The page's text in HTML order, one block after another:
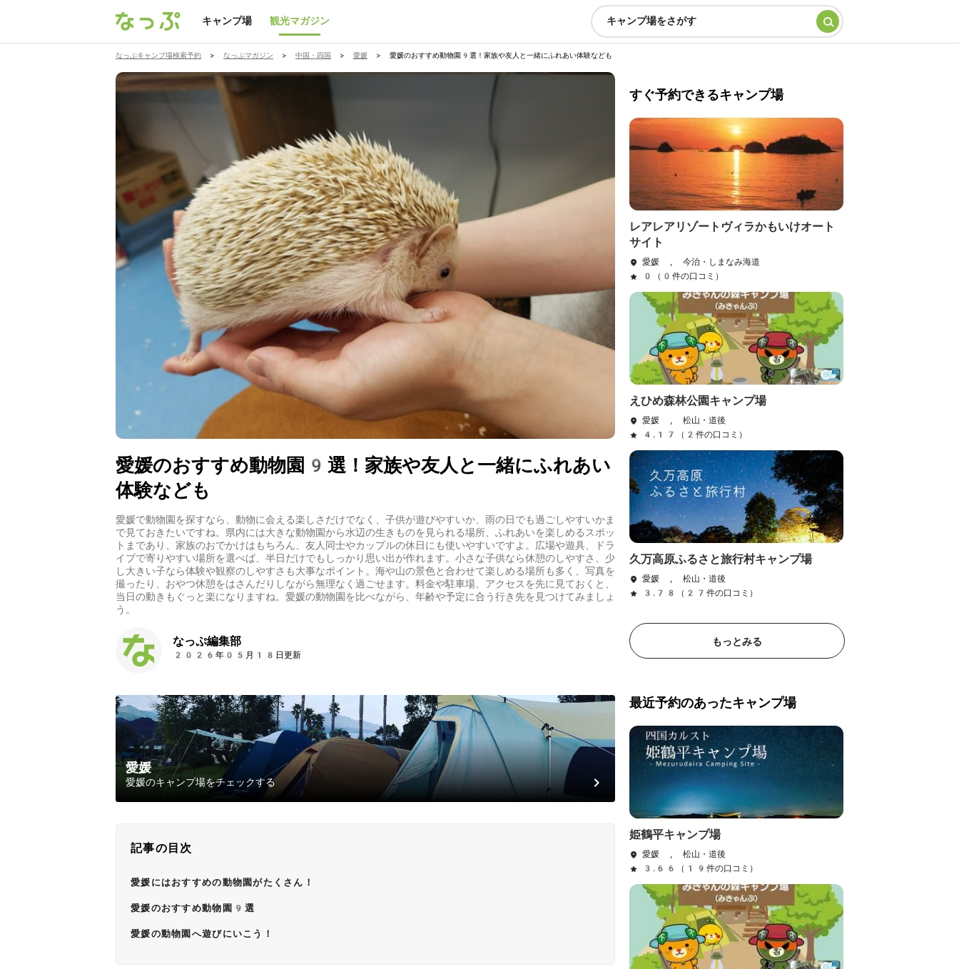
キャンプ場 観光マガジン キャンプ場をさがす
なっぷキャンプ場検索予約 > なっぷマガジン > 中国・四国 > 愛媛 > 愛媛のおすすめ動物園9選！家族や友人と一緒にふれあい体験なども
愛媛のおすすめ動物園9選！家族や友人と一緒にふれあい
体験なども
愛媛で動物園を探すなら、動物に会える楽しさだけでなく、子供が遊びやすいか、雨の日でも過ごしやすいかま
で見ておきたいですね。県内には大きな動物園から水辺の生きものを見られる場所、ふれあいを楽しめるスポッ
トまであり、家族のおでかけはもちろん、友人同士やカップルの休日にも使いやすいですよ。広場や遊具、ドラ
イブで寄りやすい場所を選べば、半日だけでもしっかり思い出が作れます。小さな子供なら休憩のしやすさ、少
し大きい子なら体験や観察のしやすさも大事なポイント。海や山の景色と合わせて楽しめる場所も多く、写真を
撮ったり、おやつ休憩をはさんだりしながら無理なく過ごせます。料金や駐車場、アクセスを先に見ておくと、
当日の動きもぐっと楽になりますね。愛媛の動物園を比べながら、年齢や予定に合う行き先を見つけてみましょ
う。
なっぷ編集部
2026年05月18日更新
愛媛
愛媛のキャンプ場をチェックする
記事の目次
愛媛にはおすすめの動物園がたくさん！
愛媛のおすすめ動物園9選
愛媛の動物園へ遊びにいこう！
すぐ予約できるキャンプ場
レアレアリゾートヴィラかもいけオート
サイト
愛媛 , 今治・しまなみ海道
0（0件の口コミ）
えひめ森林公園キャンプ場
愛媛 , 松山・道後
4.17（2件の口コミ）
久万高原ふるさと旅行村キャンプ場
愛媛 , 松山・道後
3.78（27件の口コミ）
もっとみる
最近予約のあったキャンプ場
姫鶴平キャンプ場
愛媛 , 松山・道後
3.66（19件の口コミ）